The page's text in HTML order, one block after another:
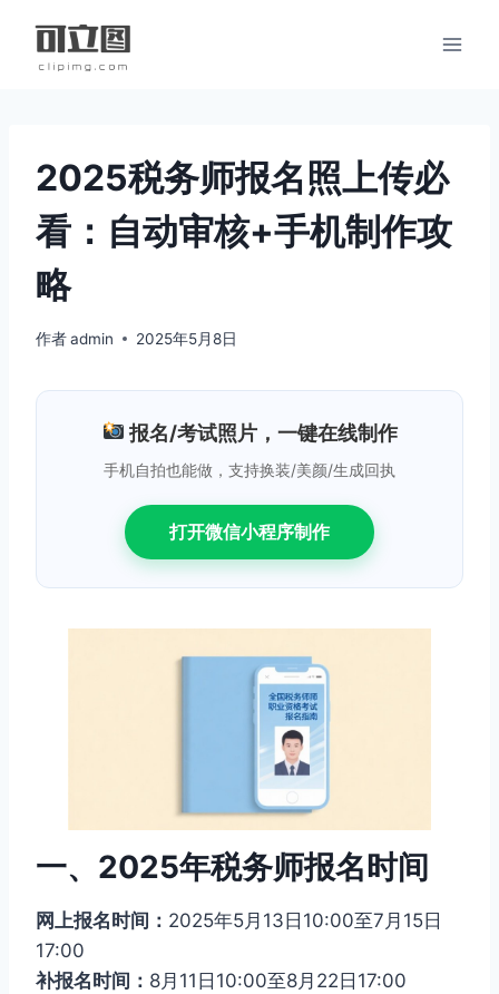
2025税务师报名照上传必
看：自动审核+手机制作攻
略
作者admin 2025年5月8日
报名/考试照片，一键在线制作
手机自拍也能做，支持换装/美颜/生成回执
打开微信小程序制作
一、2025年税务师报名时间
网上报名时间： 2025年5月13日10:00至7月15日
17:00
补报名时间： 8月11日10:00至8月22日17:00